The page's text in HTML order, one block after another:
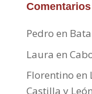
Pedro en
Laura en
Florentino en
Castilla y León